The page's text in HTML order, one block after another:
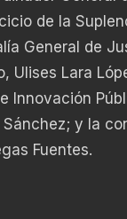
de la
General de
Ulises Lara
Innovación
y la
Fuentes.